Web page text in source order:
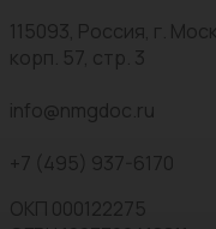
115093, Россия, г.
корп. 57, стр. 3
info@nmgdoc.ru
ОКП 000122275